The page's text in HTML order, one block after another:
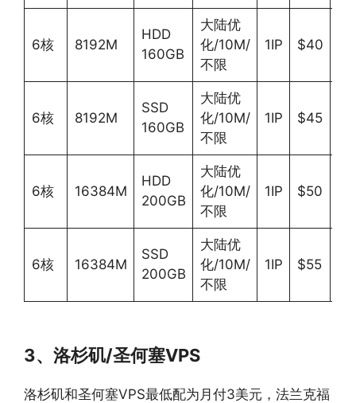
6核 8192M
HDD
160GB
大陆优
化/10M/
不限
1IP $40
6核 8192M
SSD
160GB
大陆优
化/10M/
不限
1IP $45
6核 16384M
HDD
200GB
大陆优
化/10M/
不限
1IP $50
6核 16384M
SSD
200GB
大陆优
化/10M/
不限
1IP $55
3、洛杉矶/圣何塞VPS
洛杉矶和圣何塞VPS最低配为月付3美元，法兰克福